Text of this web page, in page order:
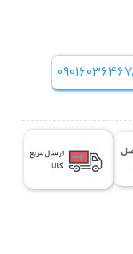
09016036467